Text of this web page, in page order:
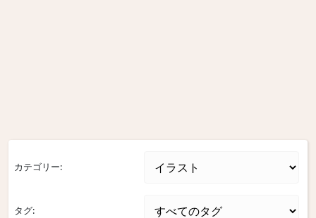
カテゴリー:
タグ: